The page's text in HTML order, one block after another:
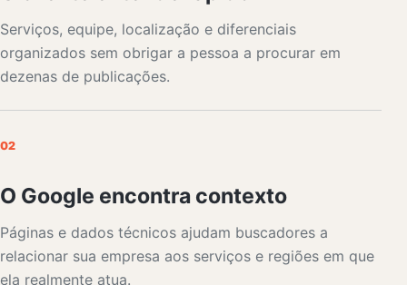
Serviços, equipe, localização e diferenciais
organizados sem obrigar a pessoa a procurar em
dezenas de publicações.
02
O Google encontra contexto
Páginas e dados técnicos ajudam buscadores a
relacionar sua empresa aos serviços e regiões em que
ela realmente atua.